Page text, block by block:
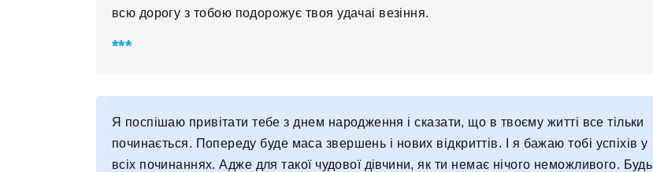
всю дорогу з тобою подорожує твоя удачаі везіння.
Я поспішаю привітати тебе з днем ​​народження і сказати, що в твоєму житті все тільки
починається. Попереду буде маса звершень і нових відкриттів. І я бажаю тобі успіхів у
всіх починаннях. Адже для такої чудової дівчини, як ти немає нічого неможливого. Будь